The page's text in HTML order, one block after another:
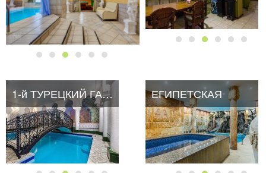
1-й ТУРЕЦКИЙ ГАМБИТ ЕГИПЕТСКАЯ